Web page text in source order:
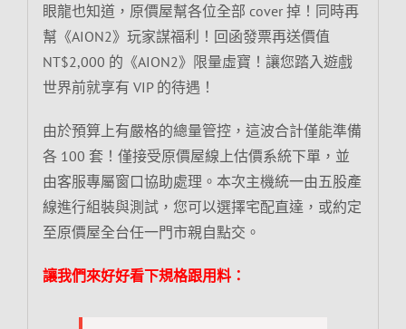
眼龍也知道，原價屋幫各位全部 cover 掉！同時再
幫《AION2》玩家謀福利！回函發票再送價值
NT$2,000 的《AION2》限量虛寶！讓您踏入遊戲
世界前就享有 VIP 的待遇！
由於預算上有嚴格的總量管控，這波合計僅能準備
各 100 套！僅接受原價屋線上估價系統下單，並
由客服專屬窗口協助處理。本次主機統一由五股產
線進行組裝與測試，您可以選擇宅配直達，或約定
至原價屋全台任一門市親自點交。
讓我們來好好看下規格跟用料：